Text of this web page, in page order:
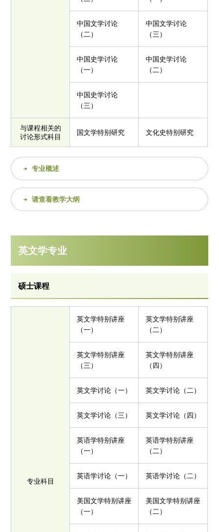
中国文学讨论
（二）
中国文学讨论
（三）
中国史学讨论
（一）
中国史学讨论
（二）
中国史学讨论
（三）
与课程相关的
讨论形式科目
国文学特别研究 文化史特别研究
专业概述
请查看教学大纲
英文学专业
硕士课程
专业科目
英文学特别讲座
（一）
英文学特别讲座
（二）
英文学特别讲座
（三）
英文学特别讲座
（四）
英文学讨论（一） 英文学讨论（二）
英文学讨论（三） 英文学讨论（四）
英语学特别讲座
（一）
英语学特别讲座
（二）
英语学讨论（一） 英语学讨论（二）
美国文学特别讲座
（一）
美国文学特别讲座
（二）